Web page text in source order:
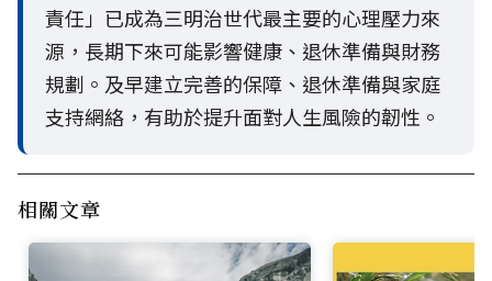
責任」已成為三明治世代最主要的心理壓力來
源，長期下來可能影響健康、退休準備與財務
規劃。及早建立完善的保障、退休準備與家庭
支持網絡，有助於提升面對人生風險的韌性。
相關文章